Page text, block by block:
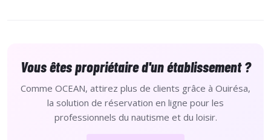
Vous êtes propriétaire d'un établissement ?
Comme OCEAN, attirez plus de clients grâce à Ouirésa,
la solution de réservation en ligne pour les
professionnels du nautisme et du loisir.